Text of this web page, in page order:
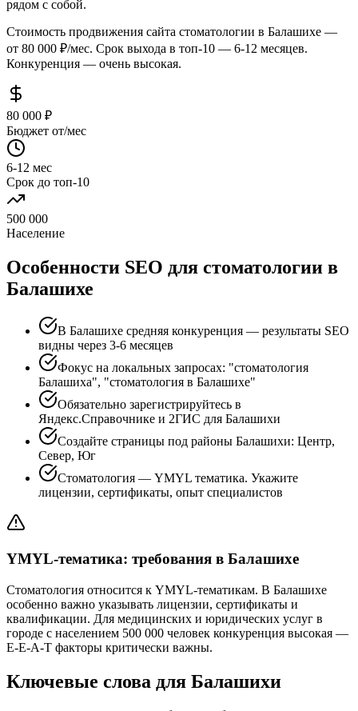
рядом с собой.
Стоимость продвижения сайта стоматологии в Балашихе —
от 80 000 ₽/мес. Срок выхода в топ-10 — 6-12 месяцев.
Конкуренция — очень высокая.
80 000 ₽
Бюджет от/мес
6-12 мес
Срок до топ-10
500 000
Население
Особенности SEO для стоматологии в
Балашихе
В Балашихе средняя конкуренция — результаты SEO
видны через 3-6 месяцев
Фокус на локальных запросах: "стоматология
Балашиха", "стоматология в Балашихе"
Обязательно зарегистрируйтесь в
Яндекс.Справочнике и 2ГИС для Балашихи
Создайте страницы под районы Балашихи: Центр,
Север, Юг
Стоматология — YMYL тематика. Укажите
лицензии, сертификаты, опыт специалистов
YMYL-тематика: требования в Балашихе
Стоматология относится к YMYL-тематикам. В Балашихе
особенно важно указывать лицензии, сертификаты и
квалификации. Для медицинских и юридических услуг в
городе с населением 500 000 человек конкуренция высокая —
E-E-A-T факторы критически важны.
Ключевые слова для Балашихи